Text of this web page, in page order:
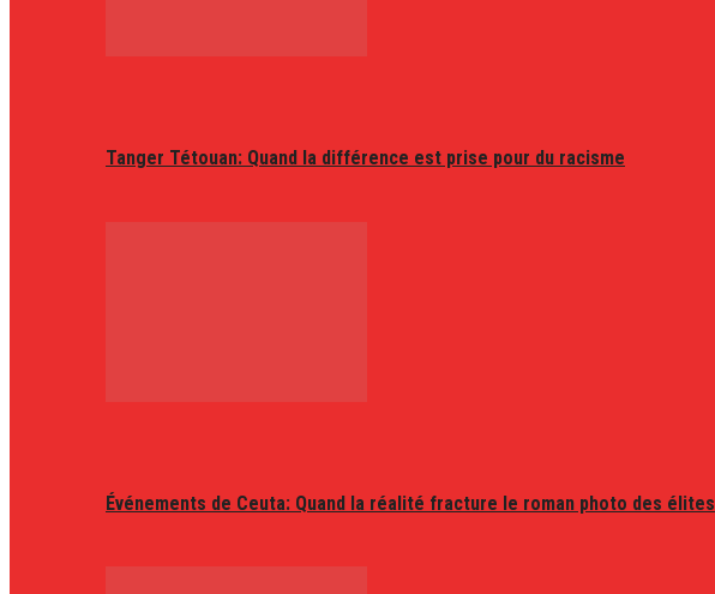
Tanger Tétouan: Quand la différence est prise pour du racisme
Événements de Ceuta: Quand la réalité fracture le roman photo des élites